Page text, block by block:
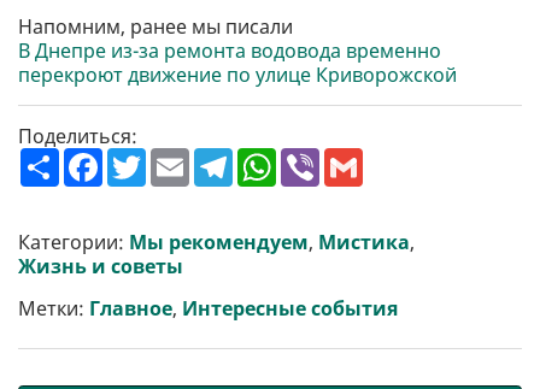
Напомним, ранее мы писали
В Днепре из-за ремонта водовода временно
перекроют движение по улице Криворожской
Поделиться:
П
о
р
и
т
F
a
b
o
o
T
w
t
e
r
E
m
l
T
e
g
r
W
h
s
A
V
r l
Категории: Мы рекомендуем, Мистика,
Жизнь и советы
Метки: Главное, Интересные события